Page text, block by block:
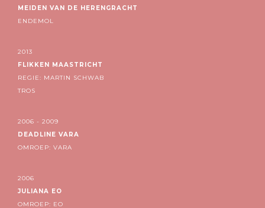
MEIDEN VAN DE HERENGRACHT
ENDEMOL
2013
FLIKKEN MAASTRICHT
REGIE: MARTIN SCHWAB
TROS
2006 - 2009
DEADLINE VARA
OMROEP: VARA
2006
JULIANA EO
OMROEP: EO